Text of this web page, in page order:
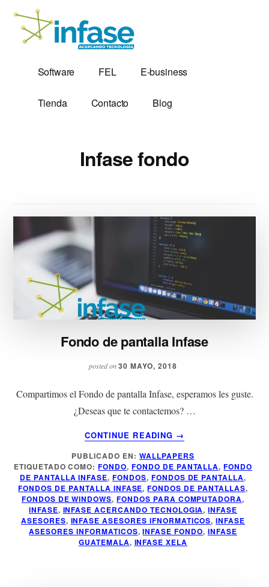
contenido
Additional
menu
Soluciones
Tecnológicas
desde
1,999
Electrónica
Software FEL E-business
Tienda Contacto Blog
Infase fondo
Fondo de pantalla Infase
posted on30 MAYO, 2018
Compartimos el Fondo de pantalla Infase, esperamos les guste.
¿Deseas que te contactemos? …
CONTINUE READING
ACERCA
DE
FONDO
DE
PANTALLA
INFASE
→
PUBLICADO EN: WALLPAPERS
ETIQUETADO COMO:FONDO, FONDO DE PANTALLA,FONDO
DE PANTALLA INFASE,FONDOS, FONDOS DE PANTALLA,
FONDOS DE PANTALLA INFASE,FONDOS DE PANTALLAS,
FONDOS DE WINDOWS,FONDOS PARA COMPUTADORA,
INFASE, INFASE ACERCANDO TECNOLOGIA,INFASE
ASESORES, INFASE ASESORES IFNORMATICOS,INFASE
ASESORES INFORMATICOS,INFASE FONDO, INFASE
GUATEMALA, INFASE XELA